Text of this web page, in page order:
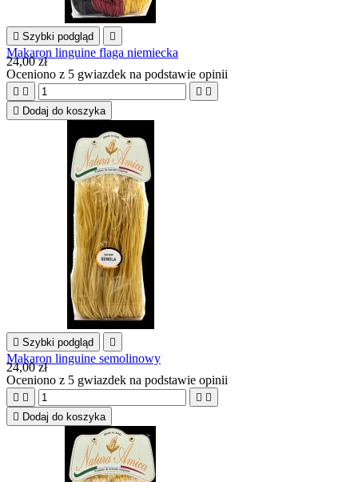
 Szybki podgląd 
Makaron linguine flaga niemiecka
24,00 zł
Oceniono z 5 gwiazdek na podstawie opinii
   
 Dodaj do koszyka
 Szybki podgląd 
Makaron linguine semolinowy
24,00 zł
Oceniono z 5 gwiazdek na podstawie opinii
   
 Dodaj do koszyka